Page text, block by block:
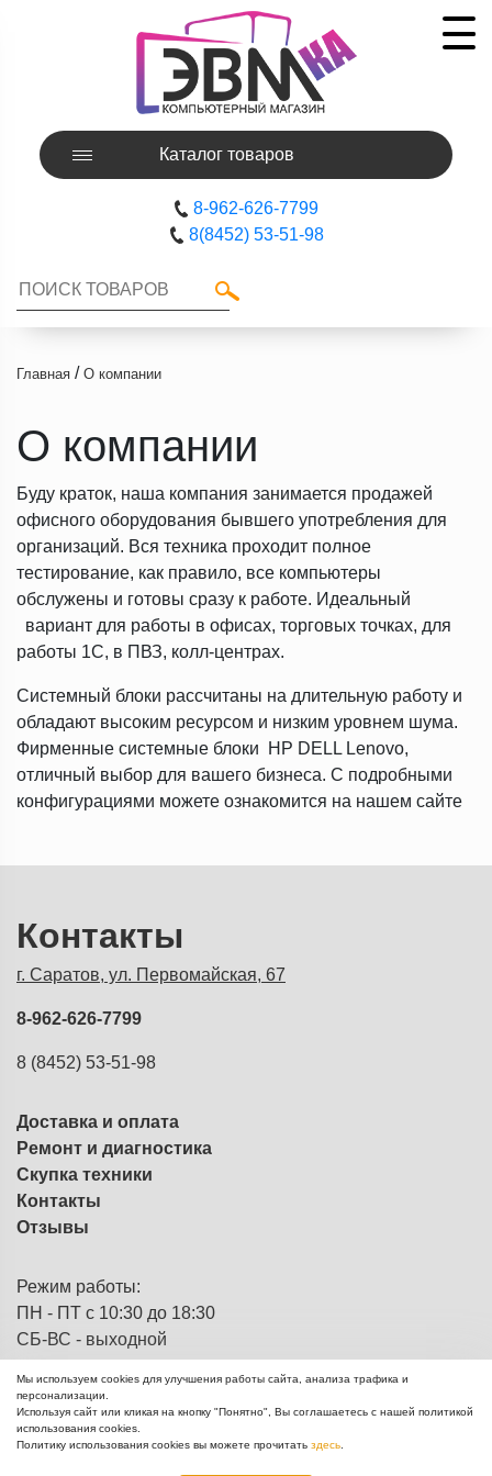
Каталог товаров
8-962-626-7799
8(8452) 53-51-98
Главная / О компании
О компании
Буду краток, наша компания занимается продажей
офисного оборудования бывшего употребления для
организаций. Вся техника проходит полное
тестирование, как правило, все компьютеры
обслужены и готовы сразу к работе. Идеальный
вариант для работы в офисах, торговых точках, для
работы 1С, в ПВЗ, колл-центрах.
Системный блоки рассчитаны на длительную работу и
обладают высоким ресурсом и низким уровнем шума.
Фирменные системные блоки HP DELL Lenovo,
отличный выбор для вашего бизнеса. С подробными
конфигурациями можете ознакомится на нашем сайте
Контакты
г. Саратов, ул. Первомайская, 67
8-962-626-7799
8 (8452) 53-51-98
Доставка и оплата
Ремонт и диагностика
Скупка техники
Контакты
Отзывы
Режим работы:
ПН - ПТ с 10:30 до 18:30
СБ-ВС - выходной
© 2013 - 2026ЭВМка - компьютерный
комиссионный магазин
Создание сайтов Mikhail Degtyarev
Мы используем cookies для улучшения работы сайта, анализа трафика и
персонализации.
Используя сайт или кликая на кнопку "Понятно", Вы соглашаетесь с нашей политикой
использования cookies.
Политику использования cookies вы можете прочитать здесь